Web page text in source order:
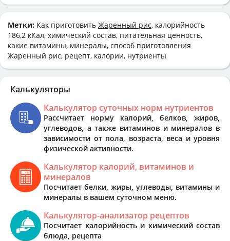
Метки: Как приготовить Жаренный рис, калорийность
186,2 кКал, химический состав, питательная ценность,
какие витамины, минералы, способ приготовления
Жаренный рис, рецепт, калории, нутриенты
Калькуляторы
Калькулятор суточных норм нутриентов
Рассчитает норму калорий, белков, жиров,
углеводов, а также витаминов и минералов в
зависимости от пола, возраста, веса и уровня
физической активности.
Калькулятор калорий, витаминов и
минералов
Посчитает белки, жиры, углеводы, витамины и
минералы в вашем суточном меню.
Калькулятор-анализатор рецептов
Посчитает калорийность и химический состав
блюда, рецепта